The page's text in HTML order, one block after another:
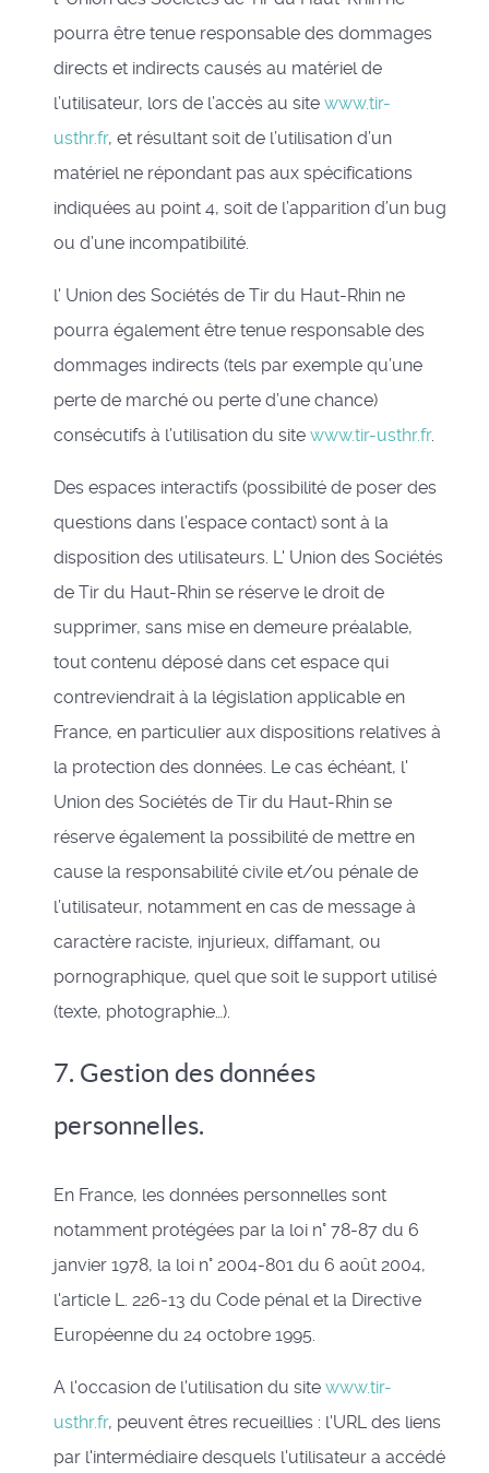
pourra être tenue responsable des dommages
directs et indirects causés au matériel de
l’utilisateur, lors de l’accès au site www.tir-
usthr.fr, et résultant soit de l’utilisation d’un
matériel ne répondant pas aux spécifications
indiquées au point 4, soit de l’apparition d’un bug
ou d’une incompatibilité.
l' Union des Sociétés de Tir du Haut-Rhin ne
pourra également être tenue responsable des
dommages indirects (tels par exemple qu’une
perte de marché ou perte d’une chance)
consécutifs à l’utilisation du site www.tir-usthr.fr.
Des espaces interactifs (possibilité de poser des
questions dans l’espace contact) sont à la
disposition des utilisateurs. L' Union des Sociétés
de Tir du Haut-Rhin se réserve le droit de
supprimer, sans mise en demeure préalable,
tout contenu déposé dans cet espace qui
contreviendrait à la législation applicable en
France, en particulier aux dispositions relatives à
la protection des données. Le cas échéant, l'
Union des Sociétés de Tir du Haut-Rhin se
réserve également la possibilité de mettre en
cause la responsabilité civile et/ou pénale de
l’utilisateur, notamment en cas de message à
caractère raciste, injurieux, diffamant, ou
pornographique, quel que soit le support utilisé
(texte, photographie…).
7. Gestion des données
personnelles.
En France, les données personnelles sont
notamment protégées par la loi n° 78-87 du 6
janvier 1978, la loi n° 2004-801 du 6 août 2004,
l'article L. 226-13 du Code pénal et la Directive
Européenne du 24 octobre 1995.
A l'occasion de l'utilisation du site www.tir-
usthr.fr, peuvent êtres recueillies : l'URL des liens
par l'intermédiaire desquels l'utilisateur a accédé